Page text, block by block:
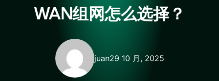
WAN组网怎么选择？
juan29 10 月, 2025